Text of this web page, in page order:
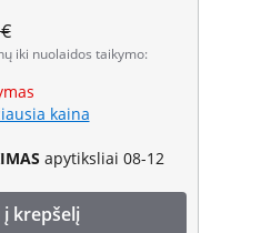
iki nuolaidos taikymo:
kaina
apytiksliai 08-12
krepšelį